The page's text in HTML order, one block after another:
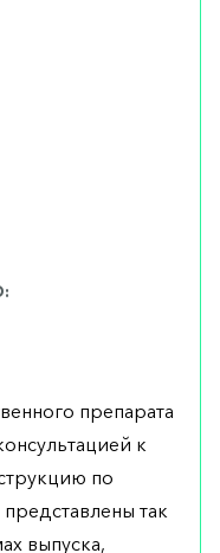
препарата
к
по
так
выпуска,